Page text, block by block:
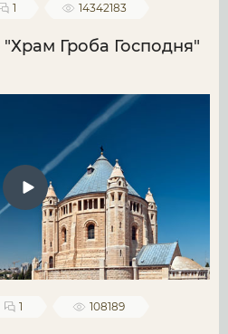
1 14342183
Гроба Господня"
1 108189